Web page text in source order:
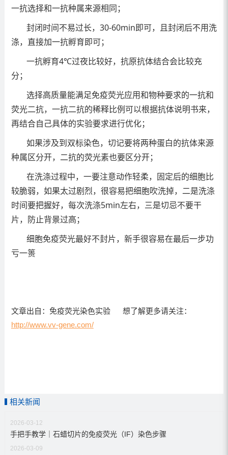
一抗选择和一抗种属来源相同；
封闭时间不易过长，30-60min即可，且封闭后不用洗
涤，直接加一抗孵育即可；
一抗孵育4℃过夜比较好，抗原抗体结合会比较充
分；
选择高质量能满足免疫荧光应用和物种要求的一抗和
荧光二抗，一抗二抗的稀释比例可以根据抗体说明书来，
再结合自己具体的实验要求进行优化；
如果涉及到双标染色，切记要将两种蛋白的抗体来源
种属区分开，二抗的荧光素也要区分开；
在洗涤过程中，一要注意动作轻柔，固定后的细胞比
较脆弱，如果太过剧烈，很容易把细胞吹洗掉，二是洗涤
时间要把握好，每次洗涤5min左右，三是切忌不要干
片，防止背景过高；
细胞免疫荧光最好不封片，新手很容易在最后一步功
亏一篑
文章出自： 免疫荧光染色实验
想了解更多请关注：
http://www.vv-gene.com/
相关新闻
2026-03-12
手把手教学｜石蜡切片的免疫荧光（IF）染色步骤
2026-03-09